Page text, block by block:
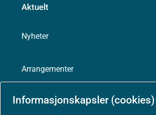
Informasjonskapsler (cookies)
Aktuelt
Nyheter
Arrangementer
Høringer